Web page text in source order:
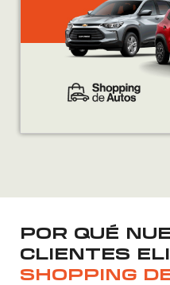
POR QUÉ
CLIENTES
SHOPPING